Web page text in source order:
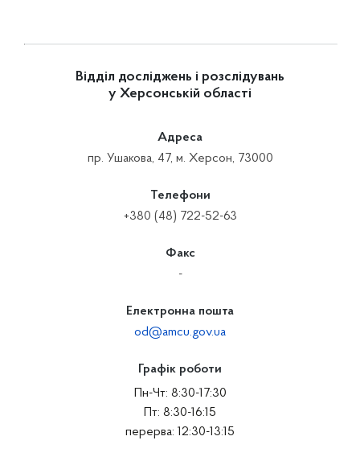
Відділ досліджень і розслідувань
у Херсонській області
Адреса
пр. Ушакова, 47, м. Херсон, 73000
Телефони
+380 (48) 722-52-63
Факс
-
Електронна пошта
od@amcu.gov.ua
Графік роботи
Пн-Чт: 8:30-17:30
Пт: 8:30-16:15
перерва: 12:30-13:15